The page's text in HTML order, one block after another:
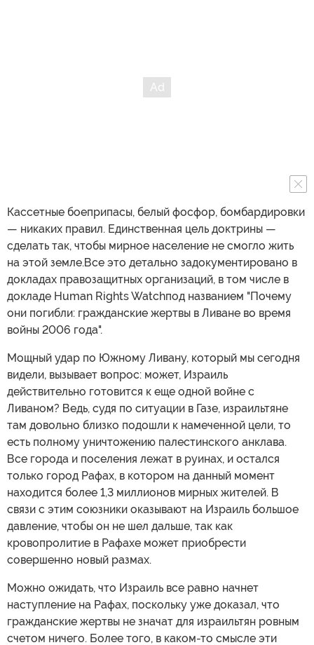
Кассетные боеприпасы, белый фосфор, бомбардировки
— никаких правил. Единственная цель доктрины —
сделать так, чтобы мирное население не смогло жить
на этой земле.Все это детально задокументировано в
докладах правозащитных организаций, в том числе в
докладе Human Rights Watchпод названием "Почему
они погибли: гражданские жертвы в Ливане во время
войны 2006 года".
Мощный удар по Южному Ливану, который мы сегодня
видели, вызывает вопрос: может, Израиль
действительно готовится к еще одной войне с
Ливаном? Ведь, судя по ситуации в Газе, израильтяне
там довольно близко подошли к намеченной цели, то
есть полному уничтожению палестинского анклава.
Все города и поселения лежат в руинах, и остался
только город Рафах, в котором на данный момент
находится более 1,3 миллионов мирных жителей. В
связи с этим союзники оказывают на Израиль большое
давление, чтобы он не шел дальше, так как
кровопролитие в Рафахе может приобрести
совершенно новый размах.
Можно ожидать, что Израиль все равно начнет
наступление на Рафах, поскольку уже доказал, что
гражданские жертвы не значат для израильтян ровным
счетом ничего. Более того, в каком-то смысле эти